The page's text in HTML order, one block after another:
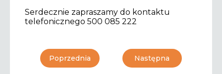
Serdecznie zapraszamy do kontaktu
telefonicznego 500 085 222
Poprzednia Następna